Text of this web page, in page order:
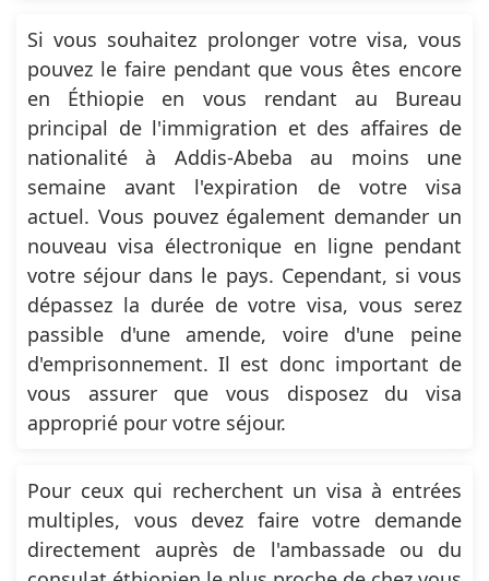
Si vous souhaitez prolonger votre visa, vous
pouvez le faire pendant que vous êtes encore
en Éthiopie en vous rendant au Bureau
principal de l'immigration et des affaires de
nationalité à Addis-Abeba au moins une
semaine avant l'expiration de votre visa
actuel. Vous pouvez également demander un
nouveau visa électronique en ligne pendant
votre séjour dans le pays. Cependant, si vous
dépassez la durée de votre visa, vous serez
passible d'une amende, voire d'une peine
d'emprisonnement. Il est donc important de
vous assurer que vous disposez du visa
approprié pour votre séjour.
Pour ceux qui recherchent un visa à entrées
multiples, vous devez faire votre demande
directement auprès de l'ambassade ou du